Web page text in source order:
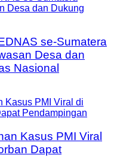
se-Sumatera
Desa dan
Nasional
Kasus PMI Viral
Dapat